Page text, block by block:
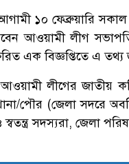
১০ ফেব্রুয়ারি সকাল
আওয়ামী লীগ
এক বিজ্ঞপ্তিতে এ
লীগের জাতীয়
পৌর (জেলা সদরে
সদস্যরা, জেলা